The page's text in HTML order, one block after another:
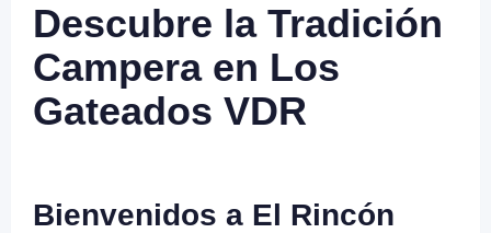
Descubre la Tradición
Campera en Los
Gateados VDR
Bienvenidos a El Rincón